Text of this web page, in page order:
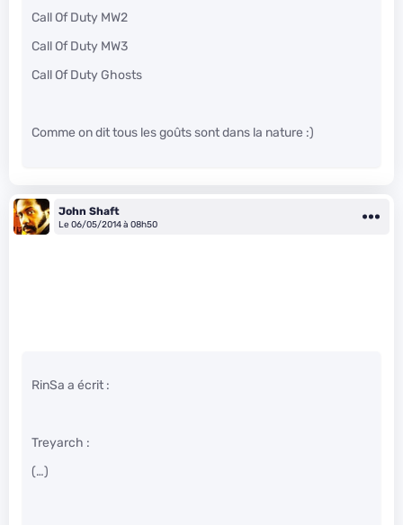
Call Of Duty MW2
Call Of Duty MW3
Call Of Duty Ghosts
Comme on dit tous les goûts sont dans la nature :)
John Shaft
Le 06/05/2014 à 08h50
RinSa a écrit :
Treyarch :
(…)